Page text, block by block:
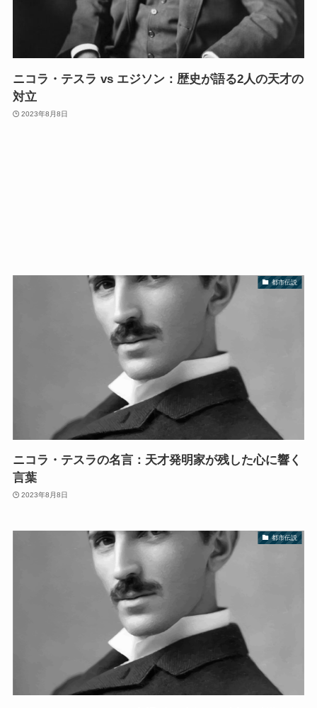
ニコラ・テスラ vs エジソン：歴史が語る2人の天才の
対立
2023年8月8日
都市伝説
ニコラ・テスラの名言：天才発明家が残した心に響く
言葉
2023年8月8日
都市伝説